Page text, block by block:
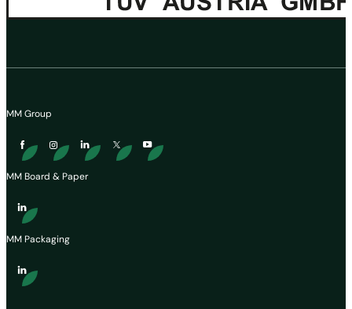
MM Group
MM Board & Paper
MM Packaging